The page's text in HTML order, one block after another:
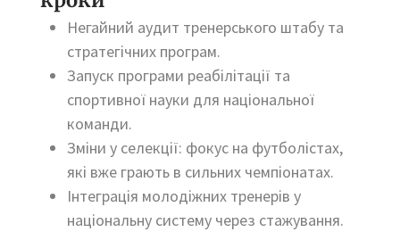
Негайний аудит тренерського штабу та
стратегічних програм.
Запуск програми реабілітації та
спортивної науки для національної
команди.
Зміни у селекції: фокус на футболістах,
які вже грають в сильних чемпіонатах.
Інтеграція молодіжних тренерів у
національну систему через стажування.